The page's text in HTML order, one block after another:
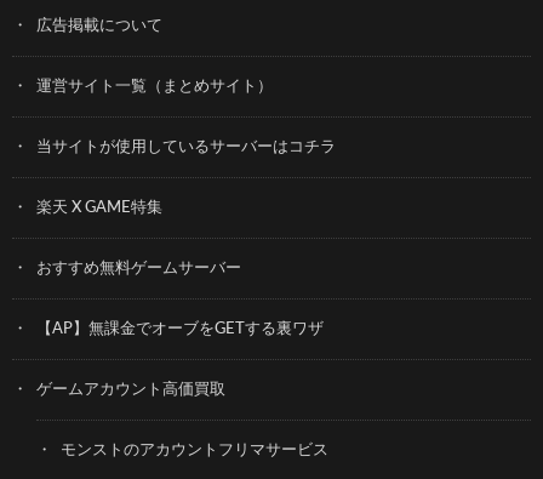
広告掲載について
運営サイト一覧（まとめサイト）
当サイトが使用しているサーバーはコチラ
楽天 X GAME特集
おすすめ無料ゲームサーバー
【AP】無課金でオーブをGETする裏ワザ
ゲームアカウント高価買取
モンストのアカウントフリマサービス